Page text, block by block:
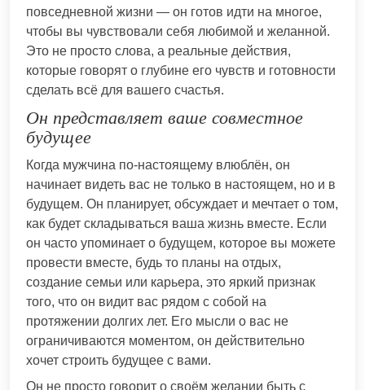
повседневной жизни — он готов идти на многое,
чтобы вы чувствовали себя любимой и желанной.
Это не просто слова, а реальные действия,
которые говорят о глубине его чувств и готовности
сделать всё для вашего счастья.
Он представляет ваше совместное
будущее
Когда мужчина по-настоящему влюблён, он
начинает видеть вас не только в настоящем, но и в
будущем. Он планирует, обсуждает и мечтает о том,
как будет складываться ваша жизнь вместе. Если
он часто упоминает о будущем, которое вы можете
провести вместе, будь то планы на отдых,
создание семьи или карьера, это яркий признак
того, что он видит вас рядом с собой на
протяжении долгих лет. Его мысли о вас не
ограничиваются моментом, он действительно
хочет строить будущее с вами.
Он не просто говорит о своём желании быть с